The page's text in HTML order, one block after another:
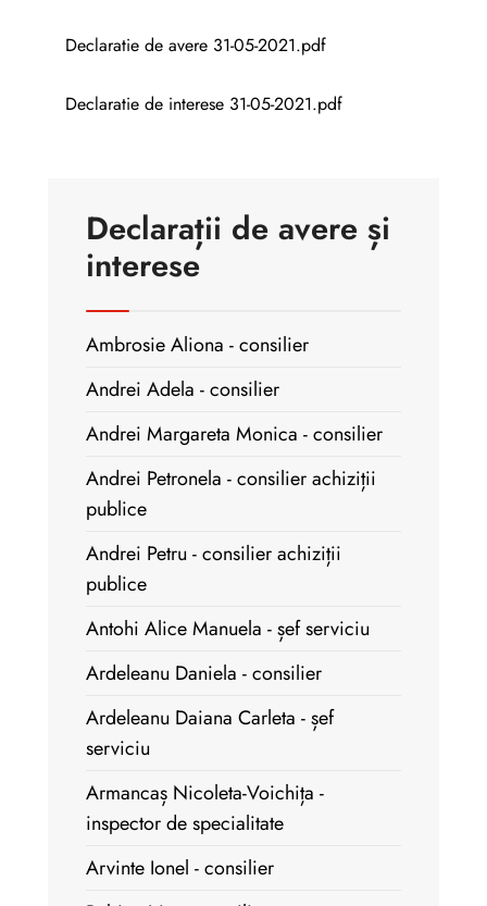
Declaratie de avere 31-05-2021.pdf
Declaratie de interese 31-05-2021.pdf
Declarații de avere și
interese
Ambrosie Aliona - consilier
Andrei Adela - consilier
Andrei Margareta Monica - consilier
Andrei Petronela - consilier achiziții
publice
Andrei Petru - consilier achiziții
publice
Antohi Alice Manuela - șef serviciu
Ardeleanu Daniela - consilier
Ardeleanu Daiana Carleta - șef
serviciu
Armancaș Nicoleta-Voichița -
inspector de specialitate
Arvinte Ionel - consilier